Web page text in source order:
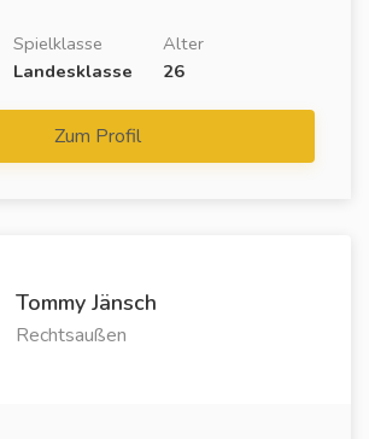
Spielklasse
Landesklasse
Alter
26
Zum Profil
Tommy Jänsch
Rechtsaußen